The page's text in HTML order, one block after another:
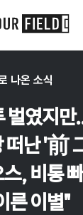
나온 소식
벌였지
떠난 '前
, 비통
른 이별"